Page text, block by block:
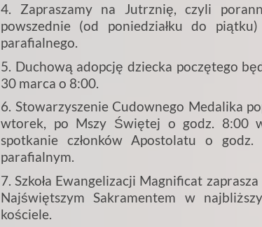
4. Zapraszamy na Jutrznię, czyli
powszednie (od poniedziałku do
parafialnego.
5. Duchową adopcję dziecka poczętego
30 marca o 8:00.
6. Stowarzyszenie Cudownego Medalika
wtorek, po Mszy Świętej o godz. 8:00
spotkanie członków Apostolatu o
parafialnym.
7. Szkoła Ewangelizacji Magnificat
Najświętszym Sakramentem w
kościele.